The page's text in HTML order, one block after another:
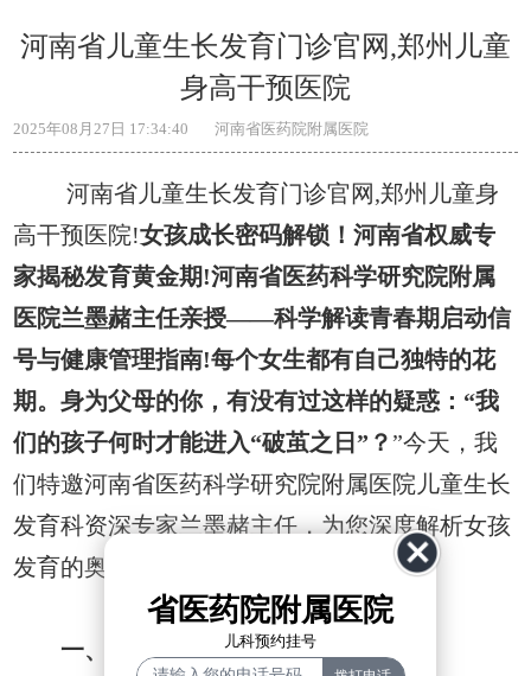
河南省儿童生长发育门诊官网,郑州儿童
身高干预医院
2025年08月27日 17:34:40 河南省医药院附属医院
河南省儿童生长发育门诊官网,郑州儿童身
高干预医院!女孩成长密码解锁！河南省权威专
家揭秘发育黄金期!河南省医药科学研究院附属
医院兰墨赭主任亲授——科学解读青春期启动信
号与健康管理指南!每个女生都有自己独特的花
期。身为父母的你，有没有过这样的疑惑：“我
们的孩子何时才能进入“破茧之日”？”今天，我
们特邀河南省医药科学研究院附属医院儿童生长
发育科资深专家兰墨赭主任，为您深度解析女孩
发育的奥秘！
一、正常发育年龄段全知道
省医药院附属医院
儿科预约挂号